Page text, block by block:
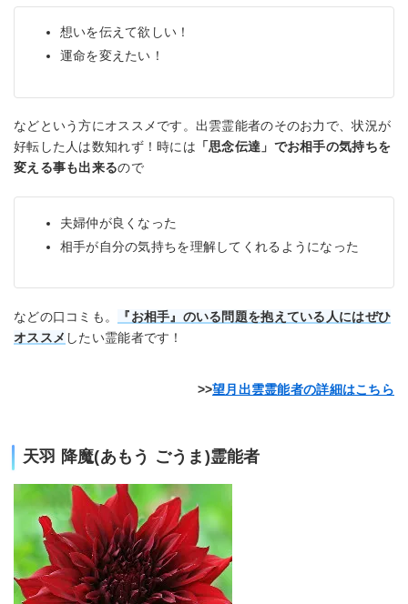
想いを伝えて欲しい！
運命を変えたい！
などという方にオススメです。出雲霊能者のそのお力で、状況が
好転した人は数知れず！時には 「思念伝達」でお相手の気持ちを
変える事も出来るので
夫婦仲が良くなった
相手が自分の気持ちを理解してくれるようになった
などの口コミも。
『お相手』のいる問題を抱えている人にはぜひ
オススメ したい霊能者です！
望月出雲霊能者の詳細はこちら
天羽 降魔(あもう ごうま)霊能者